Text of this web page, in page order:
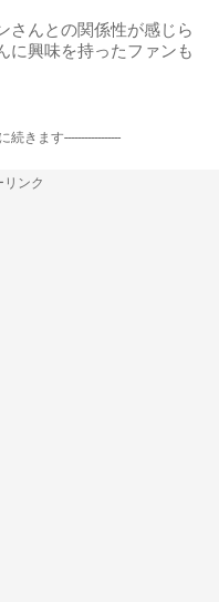
さんとの関係性が感じら
に興味を持ったファンも
続きます-----------------
ンク